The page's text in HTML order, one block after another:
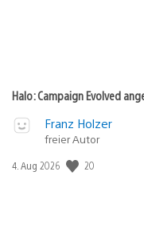
Halo: Campaign Evolved
Franz Holzer
freier Autor
Veröffentlichungsdatum:
4. Aug 2026 20